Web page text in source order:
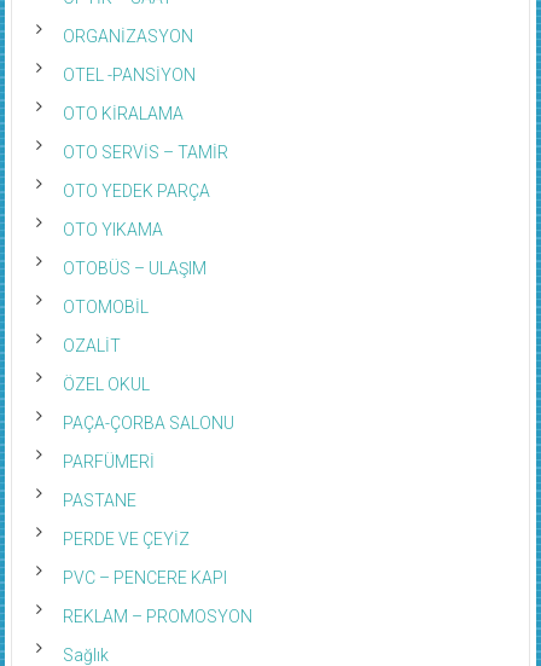
ORGANİZASYON
OTEL -PANSİYON
OTO KİRALAMA
OTO SERVİS – TAMİR
OTO YEDEK PARÇA
OTO YIKAMA
OTOBÜS – ULAŞIM
OTOMOBİL
OZALİT
ÖZEL OKUL
PAÇA-ÇORBA SALONU
PARFÜMERİ
PASTANE
PERDE VE ÇEYİZ
PVC – PENCERE KAPI
REKLAM – PROMOSYON
Sağlık